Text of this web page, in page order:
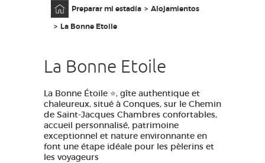
Preparar mi estadía
Alojamientos
La Bonne Etoile
La Bonne Etoile
La Bonne Étoile ⭐, gîte authentique et
chaleureux, situé à Conques, sur le Chemin
de Saint-Jacques Chambres confortables,
accueil personnalisé, patrimoine
exceptionnel et nature environnante en
font une étape idéale pour les pèlerins et
les voyageurs